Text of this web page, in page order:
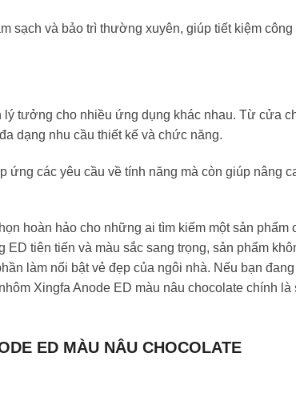
sạch và bảo trì thường xuyên, giúp tiết kiệm
tưởng cho nhiều ứng dụng khác nhau. Từ cửa
dạng nhu cầu thiết kế và chức năng.
các yêu cầu về tính năng mà còn giúp nâng
hoàn hảo cho những ai tìm kiếm một sản phẩm
tiên tiến và màu sắc sang trọng, sản phẩm
làm nổi bật vẻ đẹp của ngôi nhà. Nếu bạn
Xingfa Anode ED màu nâu chocolate chính
ED MÀU NÂU CHOCOLATE